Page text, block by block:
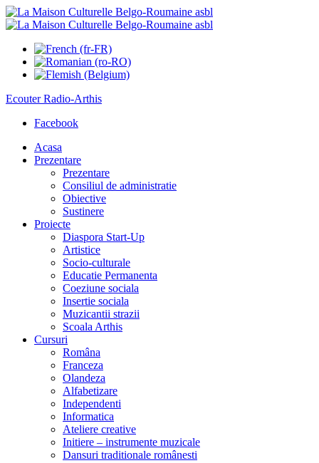
EcouterRadio-Arthis
Facebook
Acasa
Prezentare
Prezentare
Consiliul de administratie
Obiective
Sustinere
Proiecte
Diaspora Start-Up
Artistice
Socio-culturale
Educatie Permanenta
Coeziune sociala
Insertie sociala
Muzicantii strazii
Scoala Arthis
Cursuri
Româna
Franceza
Olandeza
Alfabetizare
Independenti
Informatica
Ateliere creative
Initiere – instrumente muzicale
Dansuri traditionale românesti